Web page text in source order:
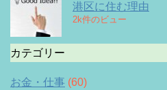
港区に住む理由
2k件のビュー
カテゴリー
お金・仕事 (60)